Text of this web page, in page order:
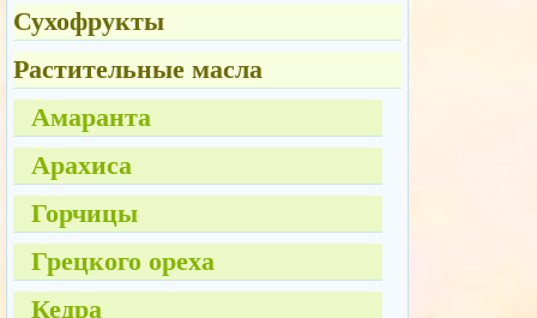
Сухофрукты
Растительные масла
Амаранта
Арахиса
Горчицы
Грецкого ореха
Кедра